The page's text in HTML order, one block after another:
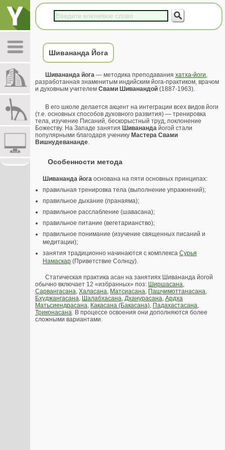
Шивананда Йога
Шивананда йога — методика преподавания хатха-йоги,
разработанная знаменитым индийским йога-практиком, врачом
и духовным учителем Свами Шиванандой (1887-1963).
В его школе делается акцент на интеграции всех видов йоги
(т.е. основных способов духовного развития) — тренировка
тела, изучение Писаний, бескорыстный труд, поклонение
Божеству. На Западе занятия Шивананда йогой стали
популярными благодаря ученику Мастера Свами
Вишнудевананде.
Особенности метода
Шивананда йога основана на пяти основных принципах:
правильная тренировка тела (выполнение упражнений);
правильное дыхание (пранаяма);
правильное расслабление (шавасана);
правильное питание (вегетарианство);
правильное понимание (изучение священных писаний и
медитации);
занятия традиционно начинаются c комплекса Сурья
Намаскар (Приветствие Солнцу).
Статическая практика асан на занятиях Шивананда йогой
обычно включает 12 «избранных» поз: Ширшасана,
Сарвангасана, Халасана, Матсиасана, Пашчимоттанасана,
Бхуджангасана, Шалабхасана, Дханурасана, Ардха
Матьсиендрасана, Какасана (Бакасана), Падахастасана,
Триконасана. В процессе освоения они дополняются более
сложными вариантами.